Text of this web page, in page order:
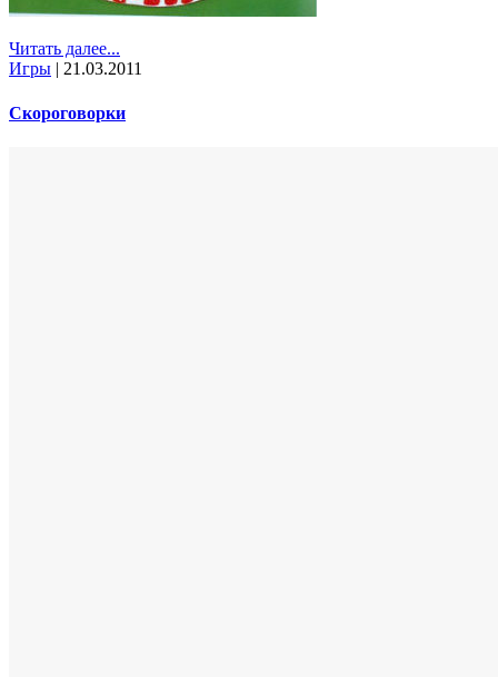
Читать далее...
Игры | 21.03.2011
Скороговорки